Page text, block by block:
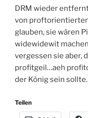
DRM wieder
von
glauben, sie wären
widewidewit
vergessen sie aber,
profitgeil…aeh
der König sein sollte.
Teilen